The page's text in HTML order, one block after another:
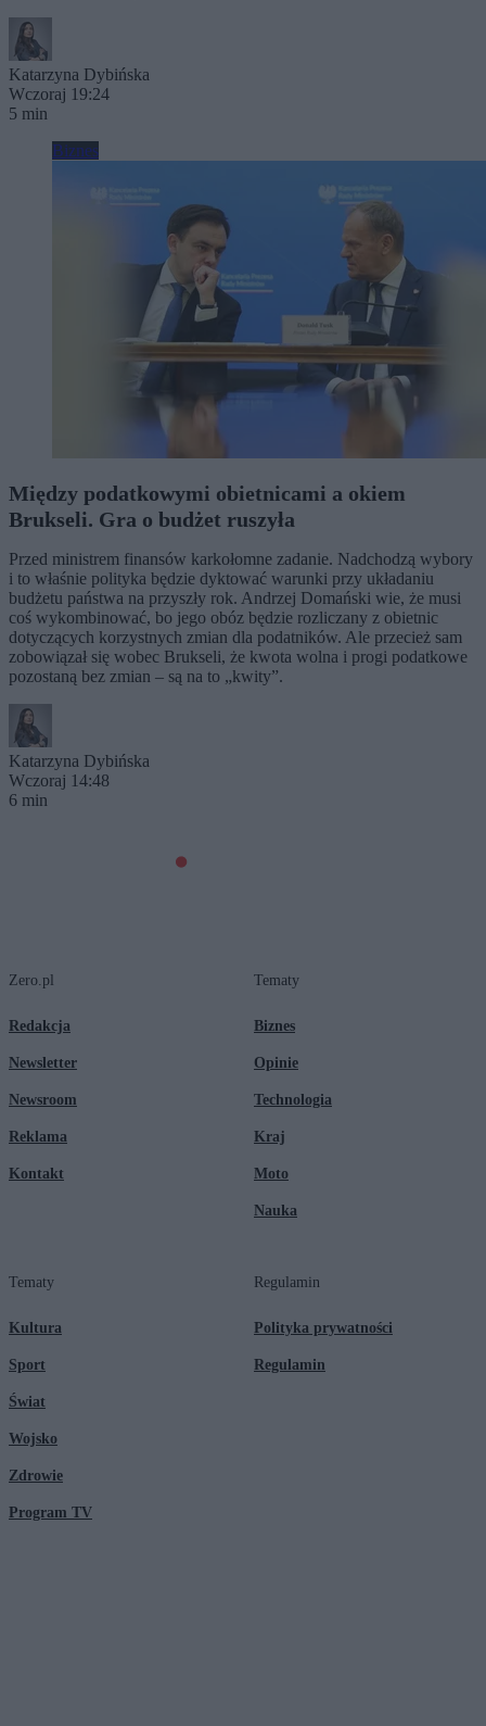
Katarzyna Dybińska
Wczoraj 19:24
5 min
Biznes
Między podatkowymi obietnicami a okiem
Brukseli. Gra o budżet ruszyła
Przed ministrem finansów karkołomne zadanie. Nadchodzą wybory
i to właśnie polityka będzie dyktować warunki przy układaniu
budżetu państwa na przyszły rok. Andrzej Domański wie, że musi
coś wykombinować, bo jego obóz będzie rozliczany z obietnic
dotyczących korzystnych zmian dla podatników. Ale przecież sam
zobowiązał się wobec Brukseli, że kwota wolna i progi podatkowe
pozostaną bez zmian – są na to „kwity”.
Katarzyna Dybińska
Wczoraj 14:48
6 min
Zero.pl
Redakcja
Newsletter
Newsroom
Reklama
Kontakt
Tematy
Biznes
Opinie
Technologia
Kraj
Moto
Nauka
Tematy
Kultura
Sport
Świat
Wojsko
Zdrowie
Program TV
Regulamin
Polityka prywatności
Regulamin